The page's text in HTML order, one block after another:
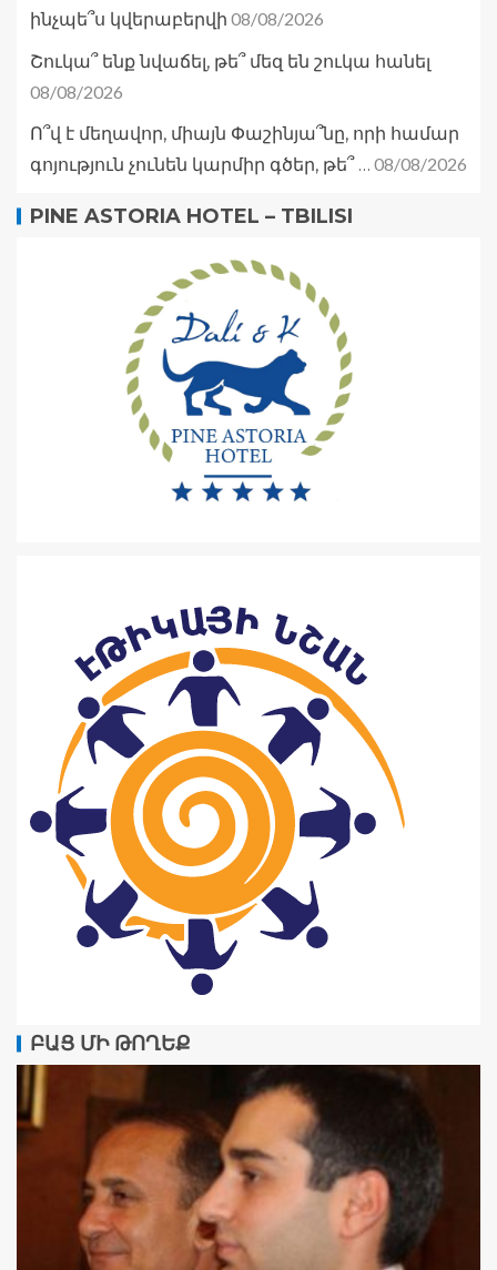
ինչպե՞ս կվերաբերվի 08/08/2026
Շուկա՞ ենք նվաճել, թե՞ մեզ են շուկա հանել
08/08/2026
Ո՞վ է մեղավոր, միայն Փաշինյա՞նը, որի համար
գոյություն չունեն կարմիր գծեր, թե՞ … 08/08/2026
PINE ASTORIA HOTEL – TBILISI
ԲԱՑ ՄԻ ԹՈՂԵՔ